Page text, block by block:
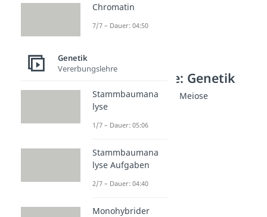
Weitere Inhalte: Genetik
Phasen der Mitose und Meiose
Prophase
Dauer: 05:03
Chromatin
7/7 – Dauer: 04:50
Genetik
Vererbungslehre
Stammbaumana
lyse
1/7 – Dauer: 05:06
Stammbaumana
lyse Aufgaben
2/7 – Dauer: 04:40
Monohybrider